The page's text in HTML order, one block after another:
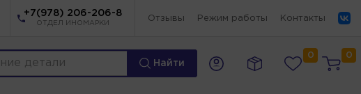
+7(978) 206-206-8
ОТДЕЛ ИНОМАРКИ
Отзывы Режим работы Контакты
Найти
0 0